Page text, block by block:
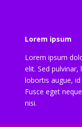
Lorem ipsum
Lorem ipsum
elit. Sed
lobortis augue,
Fusce eget
nisi.